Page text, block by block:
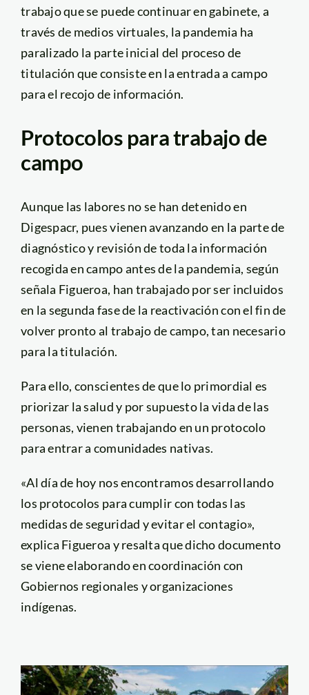
trabajo que se puede continuar en gabinete, a
través de medios virtuales, la pandemia ha
paralizado la parte inicial del proceso de
titulación que consiste en la entrada a campo
para el recojo de información.
Protocolos para trabajo de
campo
Aunque las labores no se han detenido en
Digespacr, pues vienen avanzando en la parte de
diagnóstico y revisión de toda la información
recogida en campo antes de la pandemia, según
señala Figueroa, han trabajado por ser incluidos
en la segunda fase de la reactivación con el fin de
volver pronto al trabajo de campo, tan necesario
para la titulación.
Para ello, conscientes de que lo primordial es
priorizar la salud y por supuesto la vida de las
personas, vienen trabajando en un protocolo
para entrar a comunidades nativas.
«Al día de hoy nos encontramos desarrollando
los protocolos para cumplir con todas las
medidas de seguridad y evitar el contagio»,
explica Figueroa y resalta que dicho documento
se viene elaborando en coordinación con
Gobiernos regionales y organizaciones
indígenas.